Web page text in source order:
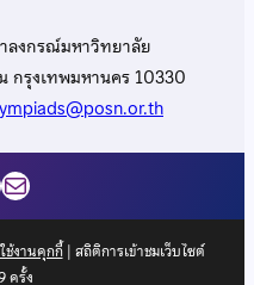
ลงกรณ์มหาวิทยาลัย
กรุงเทพมหานคร 10330
Mail
ช้งานคุกกี้| สถิติการเข้าชมเว็บไซต์
ครั้ง